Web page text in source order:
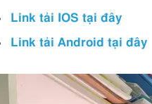
Link tải IOS tại đây
Link tải Android tại đây